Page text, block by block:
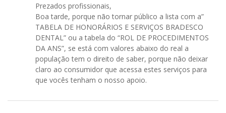
Prezados profissionais,
Boa tarde, porque não tornar público a lista com a”
TABELA DE HONORÁRIOS E SERVIÇOS BRADESCO
DENTAL” ou a tabela do “ROL DE PROCEDIMENTOS
DA ANS”, se está com valores abaixo do real a
população tem o direito de saber, porque não deixar
claro ao consumidor que acessa estes serviços para
que vocês tenham o nosso apoio.